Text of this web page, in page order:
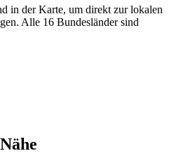
in der Karte, um direkt zur lokalen
Alle 16 Bundesländer sind